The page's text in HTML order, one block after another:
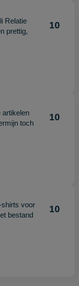
Relatie
prettig,
10
artikelen
toch
10
voor
bestand
10